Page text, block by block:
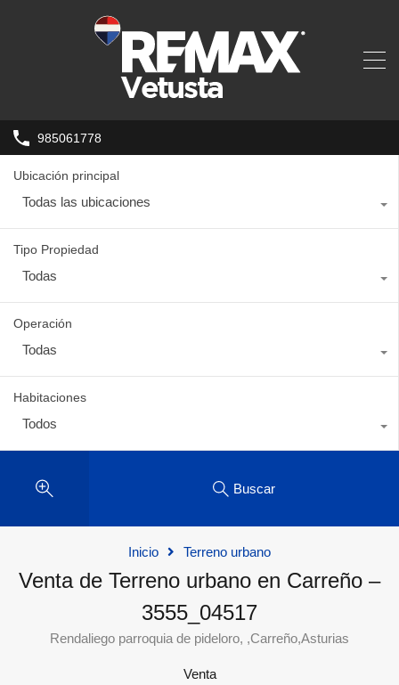
985061778
Ubicación principal
Todas las ubicaciones
Tipo Propiedad
Todas
Operación
Todas
Habitaciones
Todos
Buscar
Inicio Terreno urbano
Venta de Terreno urbano en Carreño –
3555_04517
Rendaliego parroquia de pideloro, ,Carreño,Asturias
Venta